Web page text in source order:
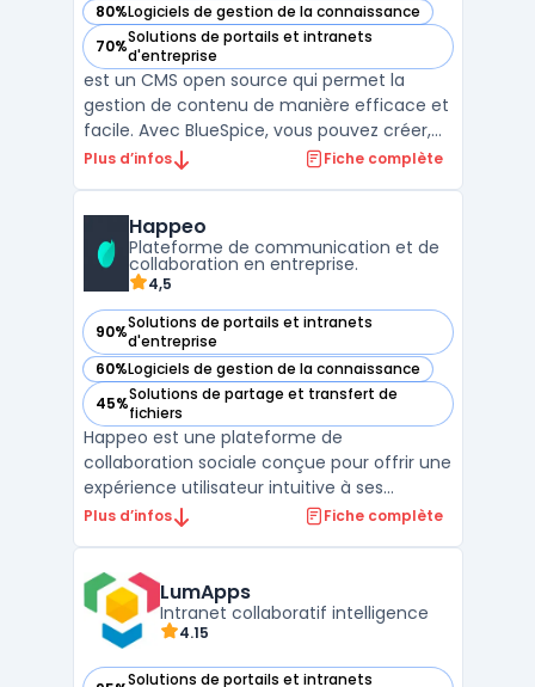
80%Logiciels de gestion de la connaissance
— voir BlueSpice dans cette catégorie
70%Solutions de portails et intranets
d'entreprise
— voir BlueSpice dans cette catégorie
est un CMS open source qui permet la
gestion de contenu de manière efficace et
facile. Avec BlueSpice, vous pouvez créer,
organiser, modifier et publier du contenu en
simplifier l'édition de contenu, l'ajout de
nouvelles ...
Plus d’infos Fiche complète
Happeo
Plateforme de communication et de
collaboration en entreprise.
4,5
90%Solutions de portails et intranets
d'entreprise
— voir Happeo dans cette catégorie
60%Logiciels de gestion de la connaissance
— voir Happeo dans cette catégorie
45%Solutions de partage et transfert de
fichiers
— voir Happeo dans cette catégorie
Happeo est une plateforme de
collaboration sociale conçue pour offrir une
expérience utilisateur intuitive à ses
utilisateurs. La plateforme dispose de
vidéoconférence, les applications
d'entreprise et les notifications en temps
rée ...
Plus d’infos Fiche complète
LumApps
Intranet collaboratif intelligence
4.15
Solutions de portails et intranets